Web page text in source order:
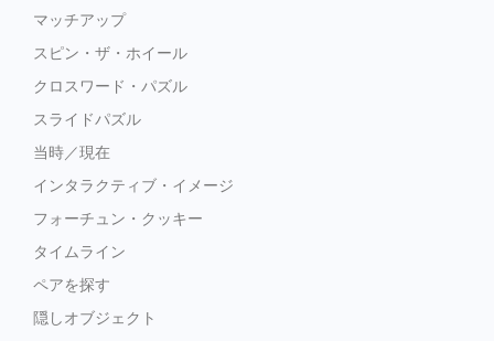
マッチアップ
スピン・ザ・ホイール
クロスワード・パズル
スライドパズル
当時／現在
インタラクティブ・イメージ
フォーチュン・クッキー
タイムライン
ペアを探す
隠しオブジェクト